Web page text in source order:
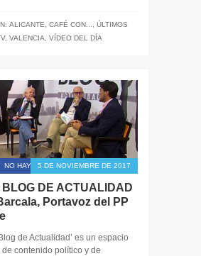
ALICANTE CAFÉ CON...
ÚLTIMOS
, VALENCIA VÍDEO DEL DÍA
NO HAY COMENTARIOS
5 DE NOVIEMBRE DE 2017
DE ACTUALIDAD
Portavoz del PP
de Actualidad’ es un espacio
contenido político y de